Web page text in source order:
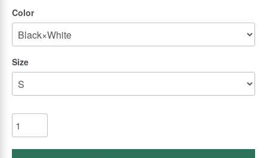
Color
Size